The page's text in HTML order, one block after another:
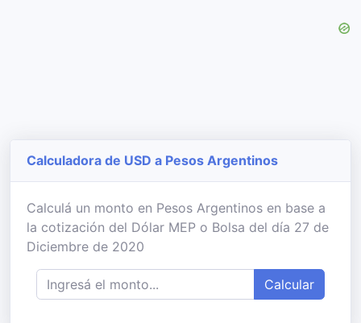
Calculadora de USD a Pesos Argentinos
Calculá un monto en Pesos Argentinos en base a
la cotización del Dólar MEP o Bolsa del día 27 de
Diciembre de 2020
Calcular